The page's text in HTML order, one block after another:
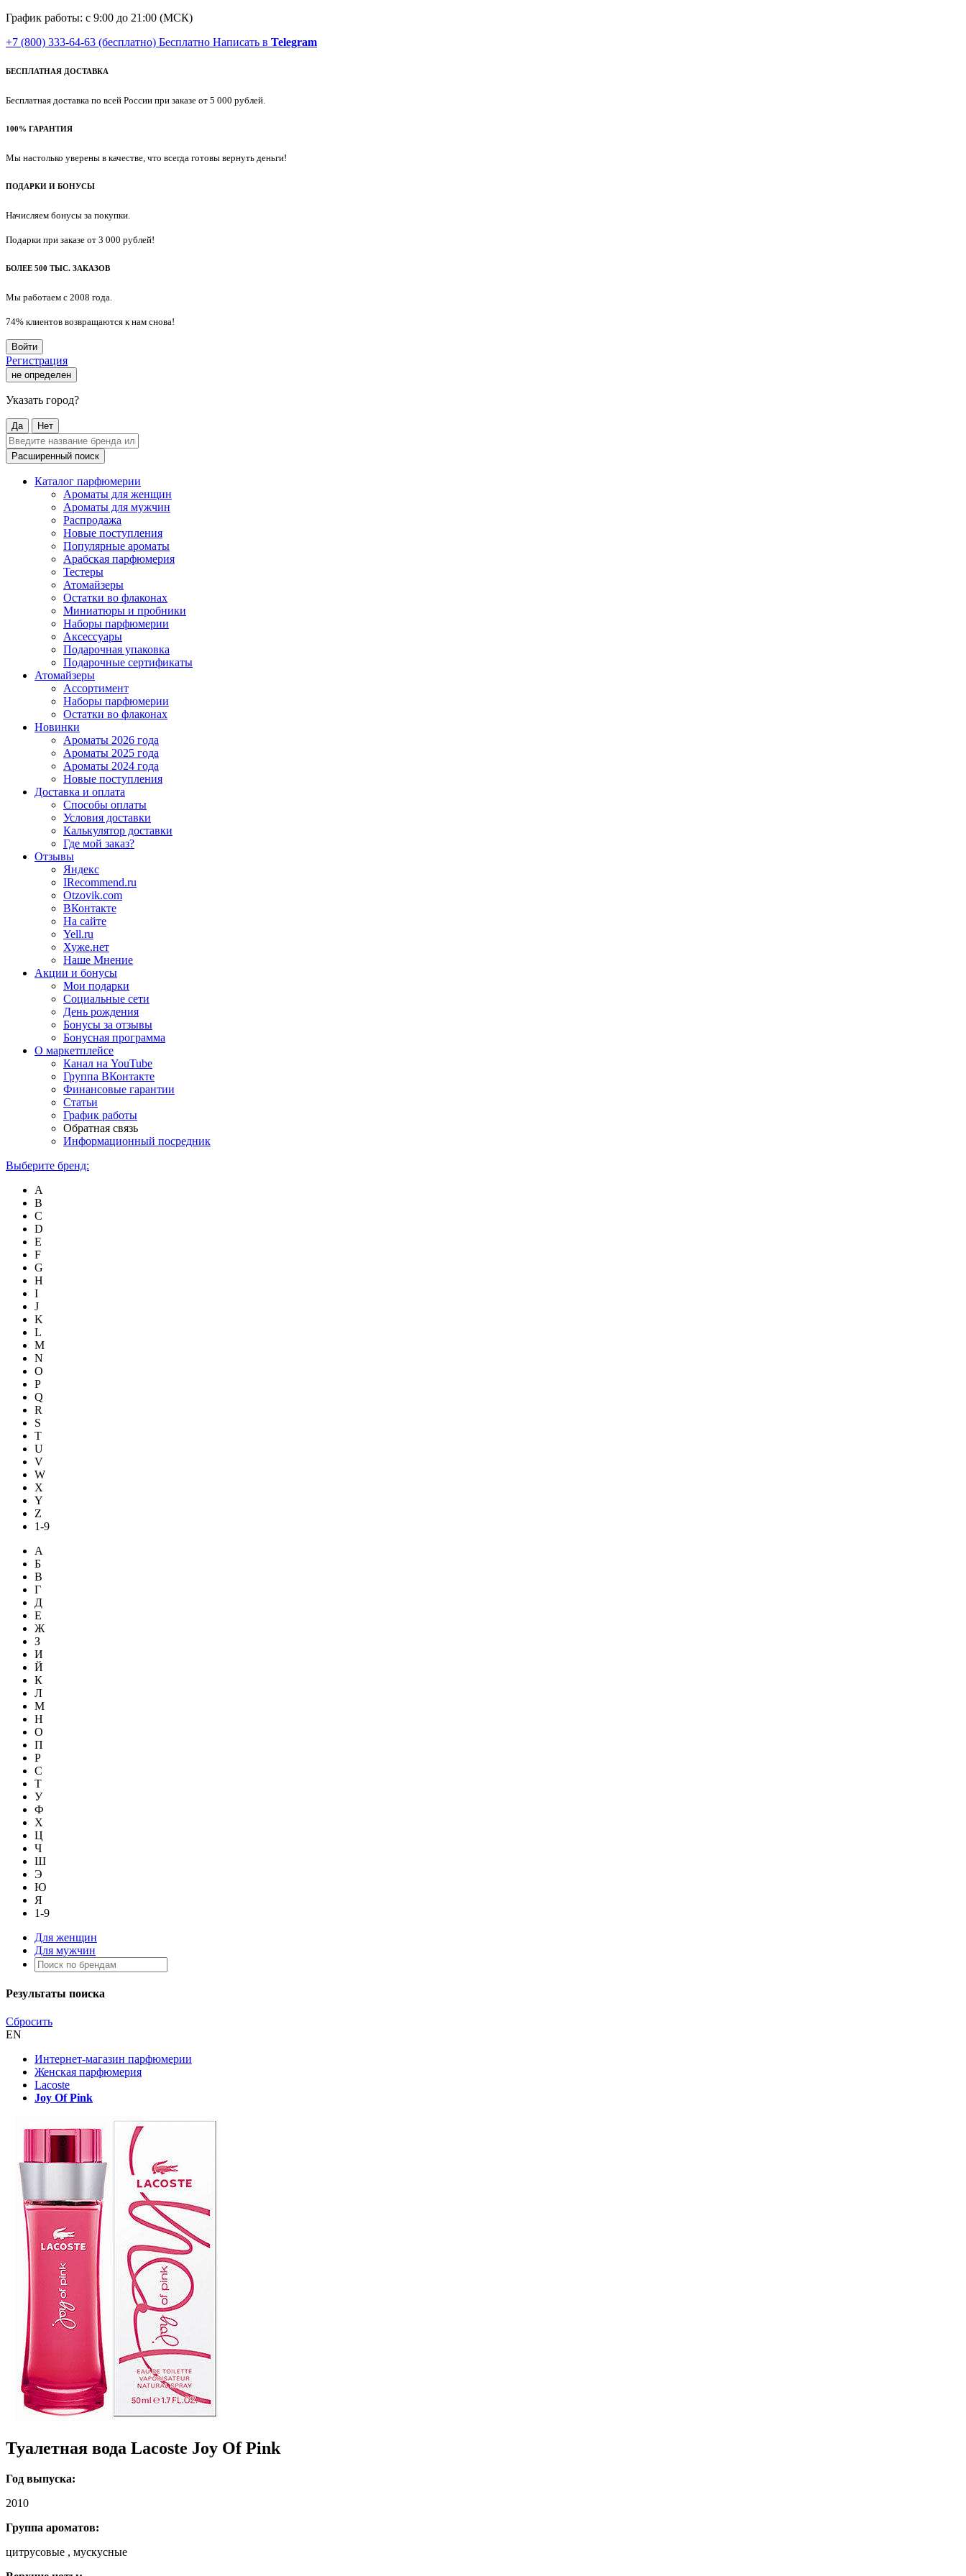
График работы: с 9:00 до 21:00 (МСК)
+7 (800) 333-64-63 (бесплатно) Бесплатно Написать в Telegram
БЕСПЛАТНАЯ ДОСТАВКА
Бесплатная доставка по всей России при заказе от 5 000 рублей.
100% ГАРАНТИЯ
Мы настолько уверены в качестве, что всегда готовы вернуть деньги!
ПОДАРКИ И БОНУСЫ
Начисляем бонусы за покупки.
Подарки при заказе от 3 000 рублей!
БОЛЕЕ 500 ТЫС. ЗАКАЗОВ
Мы работаем с 2008 года.
74% клиентов возвращаются к нам снова!
Войти
Регистрация
не определен
Указать город?
Да Нет
Расширенный поиск
Каталог парфюмерии
Ароматы для женщин
Ароматы для мужчин
Распродажа
Новые поступления
Популярные ароматы
Арабская парфюмерия
Тестеры
Атомайзеры
Остатки во флаконах
Миниатюры и пробники
Наборы парфюмерии
Аксессуары
Подарочная упаковка
Подарочные сертификаты
Атомайзеры
Ассортимент
Наборы парфюмерии
Остатки во флаконах
Новинки
Ароматы 2026 года
Ароматы 2025 года
Ароматы 2024 года
Новые поступления
Доставка и оплата
Способы оплаты
Условия доставки
Калькулятор доставки
Где мой заказ?
Отзывы
Яндекс
IRecommend.ru
Otzovik.com
ВКонтакте
На сайте
Yell.ru
Хуже.нет
Наше Мнение
Акции и бонусы
Мои подарки
Социальные сети
День рождения
Бонусы за отзывы
Бонусная программа
О маркетплейсе
Канал на YouTube
Группа ВКонтакте
Финансовые гарантии
Статьи
График работы
Обратная связь
Информационный посредник
Выберите бренд:
A
B
C
D
E
F
G
H
I
J
K
L
M
N
O
P
Q
R
S
T
U
V
W
X
Y
Z
1-9
А
Б
В
Г
Д
Е
Ж
З
И
Й
К
Л
М
Н
О
П
Р
С
Т
У
Ф
Х
Ц
Ч
Ш
Э
Ю
Я
1-9
Для женщин
Для мужчин
Результаты поиска
Сбросить
EN
Интернет-магазин парфюмерии
Женская парфюмерия
Lacoste
Joy Of Pink
Туалетная вода Lacoste Joy Of Pink
Год выпуска:
2010
Группа ароматов:
цитрусовые , мускусные